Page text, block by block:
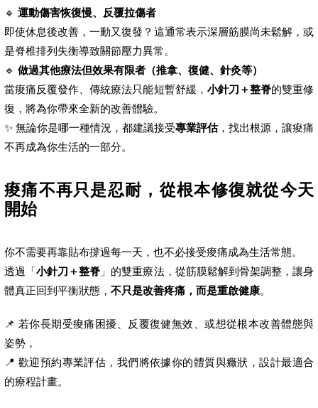
🔹 運動傷害恢復慢、反覆拉傷者
即使休息後改善，一動又復發？這通常表示深層筋膜尚未鬆解，或
是脊椎排列失衡導致關節壓力異常。
🔹 做過其他療法但效果有限者（推拿、復健、針灸等）
當痠痛反覆發作、傳統療法只能短暫舒緩， 小針刀＋整脊的雙重修
復，將為你帶來全新的改善體驗。
✨ 無論你是哪一種情況，都建議接受專業評估，找出根源，讓痠痛
不再成為你生活的一部分。
痠痛不再只是忍耐，從根本修復就從今天
開始
你不需要再靠貼布撐過每一天，也不必接受痠痛成為生活常態。
透過「小針刀＋整脊 」的雙重療法，從筋膜鬆解到骨架調整，讓身
體真正回到平衡狀態， 不只是改善疼痛，而是重啟健康。
📌 若你長期受痠痛困擾、反覆復健無效、或想從根本改善體態與
姿勢，
📍 歡迎預約專業評估，我們將依據你的體質與癥狀，設計最適合
的療程計畫。